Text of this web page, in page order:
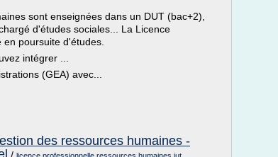
sont enseignées dans un DUT (bac+2),
d'études sociales... La Licence
poursuite d'études.
intégrer ...
(GEA) avec...
des ressources humaines -